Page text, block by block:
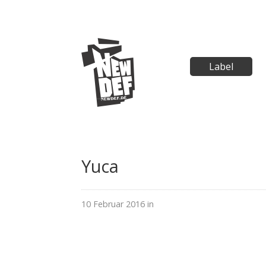
Label
Yuca
10 Februar 2016 in